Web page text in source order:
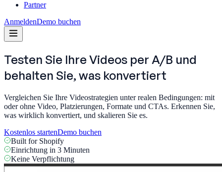
Partner
AnmeldenDemo buchen
Testen Sie Ihre Videos per A/B und
behalten Sie, was konvertiert
Vergleichen Sie Ihre Videostrategien unter realen Bedingungen: mit
oder ohne Video, Platzierungen, Formate und CTAs. Erkennen Sie,
was wirklich konvertiert, und skalieren Sie es.
Kostenlos startenDemo buchen
Built for Shopify
Einrichtung in 3 Minuten
Keine Verpflichtung